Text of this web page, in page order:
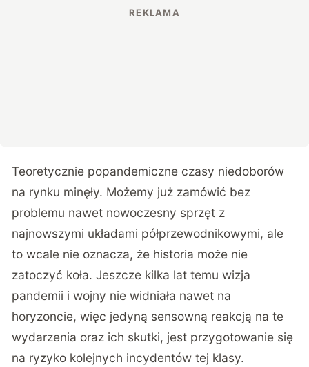
Teoretycznie popandemiczne czasy niedoborów
na rynku minęły. Możemy już zamówić bez
problemu nawet nowoczesny sprzęt z
najnowszymi układami półprzewodnikowymi, ale
to wcale nie oznacza, że historia może nie
zatoczyć koła. Jeszcze kilka lat temu wizja
pandemii i wojny nie widniała nawet na
horyzoncie, więc jedyną sensowną reakcją na te
wydarzenia oraz ich skutki, jest przygotowanie się
na ryzyko kolejnych incydentów tej klasy.